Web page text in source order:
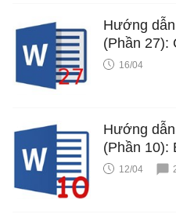
Hướng
(Phần 27):
16/04
Hướng
(Phần 10):
12/04